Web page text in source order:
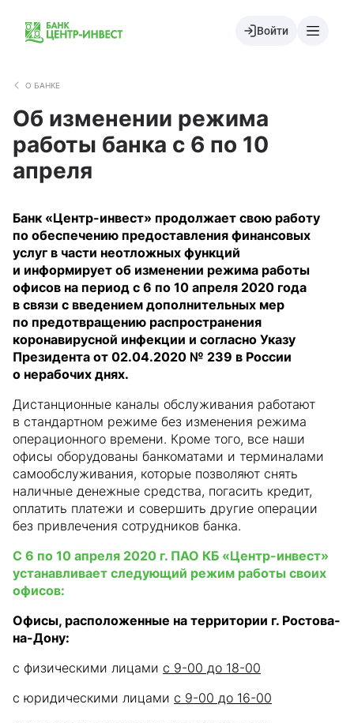
Войти
О БАНКЕ
Об изменении режима
работы банка с 6 по 10
апреля
Банк «Центр-инвест» продолжает свою работу
по обеспечению предоставления финансовых
услуг в части неотложных функций
и информирует об изменении режима работы
офисов на период с 6 по 10 апреля 2020 года
в связи с введением дополнительных мер
по предотвращению распространения
коронавирусной инфекции и согласно Указу
Президента от 02.04.2020 № 239 в России
о нерабочих днях.
Дистанционные каналы обслуживания работают
в стандартном режиме без изменения режима
операционного времени. Кроме того, все наши
офисы оборудованы банкоматами и терминалами
самообслуживания, которые позволяют снять
наличные денежные средства, погасить кредит,
оплатить платежи и совершить другие операции
без привлечения сотрудников банка.
С 6 по 10 апреля 2020 г. ПАО КБ «Центр-инвест»
устанавливает следующий режим работы своих
офисов:
Офисы, расположенные на территории г. Ростова-
на-Дону:
с физическими лицами с 9-00 до 18-00
с юридическими лицами с 9-00 до 16-00